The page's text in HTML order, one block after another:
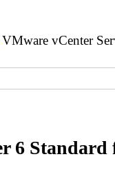
VMware vCenter
6 Standard